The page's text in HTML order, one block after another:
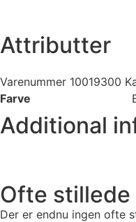
Attributter
Varenummer 10019300
Farve
Additional
Ofte stillede
Der er endnu ingen ofte